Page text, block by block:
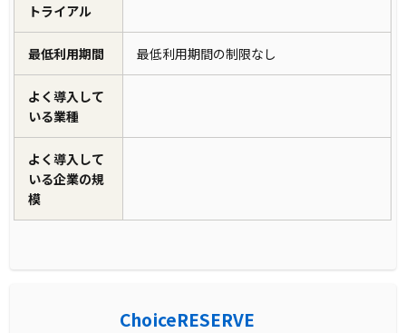
トライアル
最低利用期間 最低利用期間の制限なし
よく導入して
いる業種
よく導入して
いる企業の規
模
ChoiceRESERVE